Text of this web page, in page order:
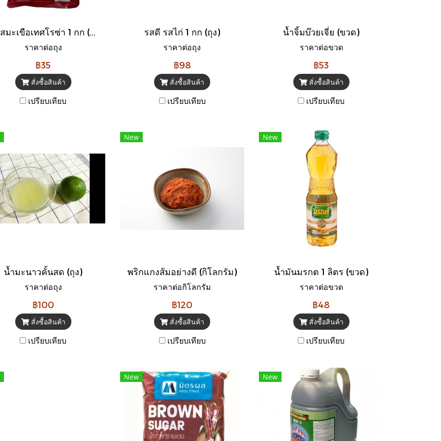
ซอสมะเขือเทศโรซ่า 1 กก (ถุง)
ราคาต่อถุง
฿35
สั่งซื้อสินค้า
เปรียบเทียบ
รสดี รสไก่ 1 กก (ถุง)
ราคาต่อถุง
฿98
สั่งซื้อสินค้า
เปรียบเทียบ
น้ำจิ้มบ๊วยเจี่ย (ขวด)
ราคาต่อขวด
฿53
สั่งซื้อสินค้า
เปรียบเทียบ
น้ำมะนาวคั้นสด (ถุง)
ราคาต่อถุง
฿100
สั่งซื้อสินค้า
เปรียบเทียบ
New
พริกแกงส้มอย่างดี (กิโลกรัม)
ราคาต่อกิโลกรัม
฿120
สั่งซื้อสินค้า
เปรียบเทียบ
New
น้ำมันมรกต 1 ลิตร (ขวด)
ราคาต่อขวด
฿48
สั่งซื้อสินค้า
เปรียบเทียบ
New New